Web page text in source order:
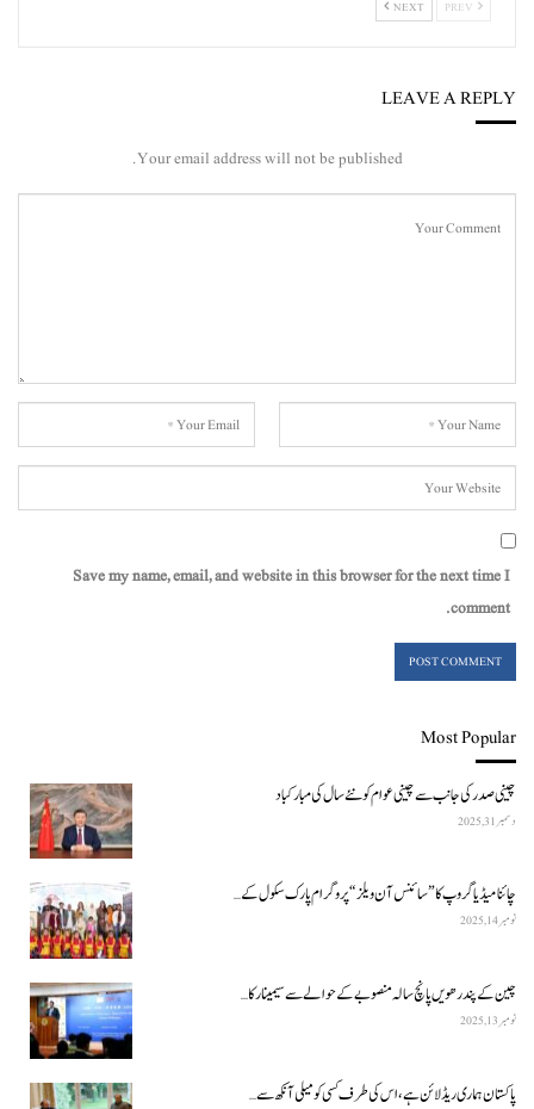
NEXT
LEAVE A REPLY
Your email address will not be published.
Save my name, email, and website in this browser for the next time I
comment.
Most Popular
چینی صدر کی جانب سے چینی عوام کو نئے سال کی مبارکباد
دسمبر 31, 2025
چائنا میڈیا گروپ کا ”سائنس آن ویلز“ پروگرام پارک سکول کے…
نومبر 14, 2025
چین کے پندرھویں پانچ سالہ منصوبے کے حوالے سے سیمینار کا…
نومبر 13, 2025
پاکستان ہماری ریڈ لائن ہے، اس کی طرف کسی کو میلی آنکھ سے…